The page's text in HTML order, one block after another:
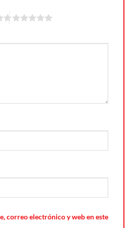
correo electrónico y web en este